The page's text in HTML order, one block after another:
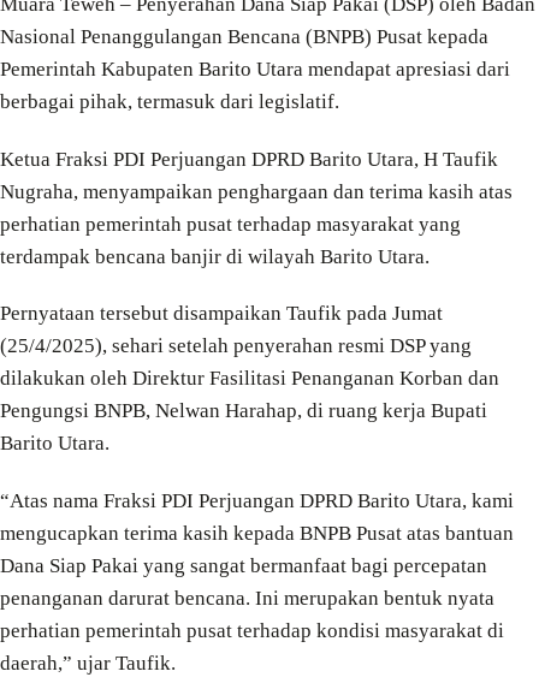
Muara Teweh – Penyerahan Dana Siap Pakai (DSP) oleh Badan
Nasional Penanggulangan Bencana (BNPB) Pusat kepada
Pemerintah Kabupaten Barito Utara mendapat apresiasi dari
berbagai pihak, termasuk dari legislatif.
Ketua Fraksi PDI Perjuangan DPRD Barito Utara, H Taufik
Nugraha, menyampaikan penghargaan dan terima kasih atas
perhatian pemerintah pusat terhadap masyarakat yang
terdampak bencana banjir di wilayah Barito Utara.
Pernyataan tersebut disampaikan Taufik pada Jumat
(25/4/2025), sehari setelah penyerahan resmi DSP yang
dilakukan oleh Direktur Fasilitasi Penanganan Korban dan
Pengungsi BNPB, Nelwan Harahap, di ruang kerja Bupati
Barito Utara.
“Atas nama Fraksi PDI Perjuangan DPRD Barito Utara, kami
mengucapkan terima kasih kepada BNPB Pusat atas bantuan
Dana Siap Pakai yang sangat bermanfaat bagi percepatan
penanganan darurat bencana. Ini merupakan bentuk nyata
perhatian pemerintah pusat terhadap kondisi masyarakat di
daerah,” ujar Taufik.